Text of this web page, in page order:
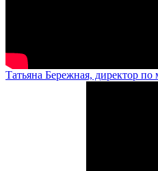
Татьяна Бережная, директор